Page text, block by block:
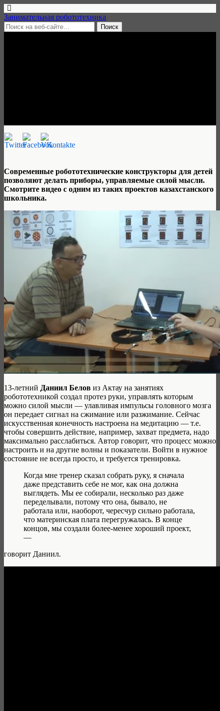
Занимательная робототехника
Современные робототехнические конструкторы для детей
позволяют делать приборы, управляемые силой мысли.
Смотрите видео с одним из таких проектов казахстанского
школьника.
13-летний Даниил Белов из Актау на занятиях
робототехникой создал протез руки, управлять которым
можно силой мысли — улавливая импульсы головного мозга
он передает сигнал на сжимание или разжимание. Сейчас
искусственная конечность настроена на медитацию — т.е.
чтобы совершить действие, например, захват предмета, надо
максимально расслабиться. Автор говорит, что процесс можно
настроить и на другие волны и показатели. Войти в нужное
состояние не всегда просто, и требуется тренировка.
Когда мне тренер сказал собрать руку, я сначала
даже представить себе не мог, как она должна
выглядеть. Мы ее собирали, несколько раз даже
переделывали, потому что она, бывало, не
работала или, наоборот, чересчур сильно работала,
что материнская плата перегружалась. В конце
концов, мы создали более-менее хороший проект,
—
говорит Даниил.